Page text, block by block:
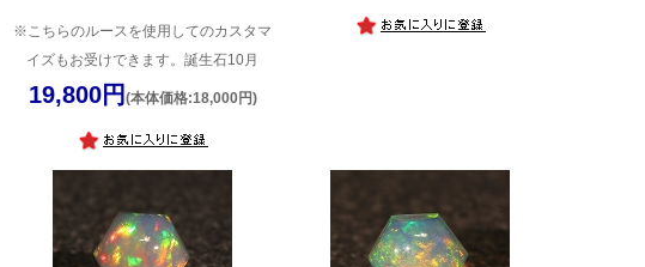
※こちらのルースを使用してのカスタマ
イズもお受けできます。誕生石10月
19,800円 (本体価格:18,000円)